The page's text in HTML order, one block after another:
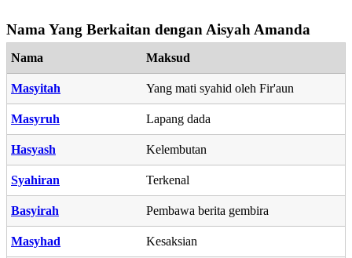
Nama Yang Berkaitan dengan Aisyah Amanda
Nama Maksud
Masyitah Yang mati syahid oleh Fir'aun
Masyruh Lapang dada
Hasyash Kelembutan
Syahiran Terkenal
Basyirah Pembawa berita gembira
Masyhad Kesaksian